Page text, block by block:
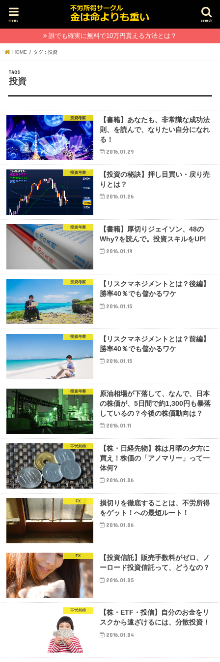
search
menu
誰でも確実に無料で10万円貰える方法とは？
HOME タグ : 投資
投資
投資考察
【書籍】あなたも、非常識な成功法
則、を読んで、なりたい自分になれ
る！
2016.01.29
投資考察
【投資の秘訣】押し目買い・戻り売
りとは？
2016.01.26
投資考察
【書籍】厚切りジェイソン、48の
Why?を読んで。投資スキルをUP!
2016.01.19
投資考察
【リスクマネジメントとは？後編】
勝率40％でも儲かるワケ
2016.01.15
投資考察
【リスクマネジメントとは？前編】
勝率40％でも儲かるワケ
2016.01.15
投資考察
原油相場が下落して、なんで、日本
の株価が、5日間で約1,300円も暴落
しているの？今後の株価動向は？
2016.01.11
不労所得
【株・日経先物】株は月曜の夕方に
買え！株価の「アノマリー」って一
体何?
2016.01.06
FX
損切りを徹底することは、不労所得
をゲット！への最短ルート！
2016.01.06
FX
【投資信託】販売手数料がゼロ、ノ
ーロード投資信託って、どうなの？
2016.01.05
不労所得
【株・ETF・投信】自分のお金をリ
スクから遠ざけるには、分散投資！
2016.01.04